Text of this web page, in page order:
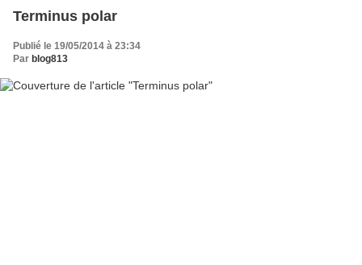
Terminus polar
Publié le 19/05/2014 à 23:34
Par blog813